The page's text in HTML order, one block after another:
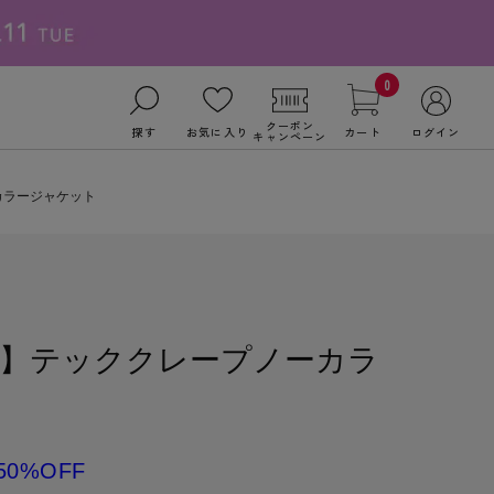
探す お気に入り クーポン
キャンペーン
0
カート ログイン
ージャケット
テッククレープノーカラ